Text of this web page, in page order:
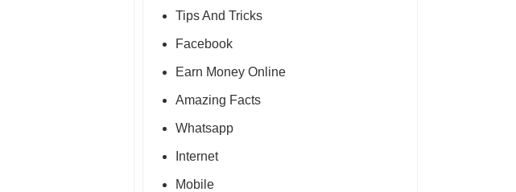
Tips And Tricks
Facebook
Earn Money Online
Amazing Facts
Whatsapp
Internet
Mobile